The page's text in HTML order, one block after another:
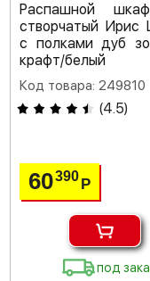
Распашной
створчатый Ирис
с полками дуб
крафт/белый
Код товара: 249810
(4.5)
60390 Р
под